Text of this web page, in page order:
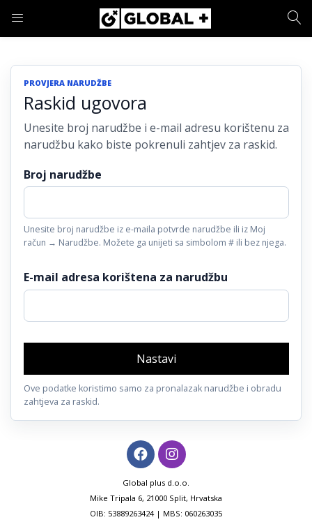
PRIJAVA
Unesite svoje korisničko ime i lozinku.
Prijava
PROVJERA NARUDŽBE
Raskid ugovora
Unesite broj narudžbe i e-mail adresu korištenu za
narudžbu kako biste pokrenuli zahtjev za raskid.
Broj narudžbe
Unesite broj narudžbe iz e-maila potvrde narudžbe ili iz Moj
račun → Narudžbe. Možete ga unijeti sa simbolom # ili bez njega.
E-mail adresa korištena za narudžbu
Nastavi
Ove podatke koristimo samo za pronalazak narudžbe i obradu
zahtjeva za raskid.
Global plus d.o.o.
Mike Tripala 6, 21000 Split, Hrvatska
OIB: 53889263424 | MBS: 060263035